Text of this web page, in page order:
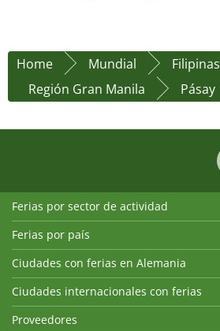
Home Mundial
Filipinas
Región Gran Manila
Pásay
Ferias por sector de actividad
Ferias por país
Ciudades con ferias en Alemania
Ciudades internacionales con ferias
Proveedores